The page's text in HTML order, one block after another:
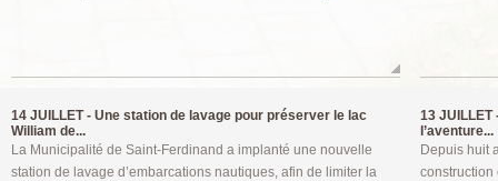
14 JUILLET - Une station de lavage pour préserver le lac
William de...
La Municipalité de Saint-Ferdinand a implanté une nouvelle
station de lavage d’embarcations nautiques, afin de limiter la
13 JUILLET
l’aventure...
Depuis huit
construction